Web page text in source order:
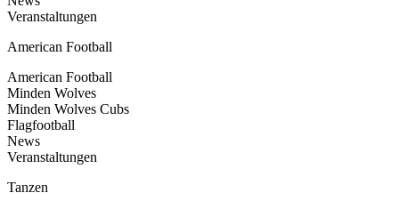
Veranstaltungen
American Football
American Football
Minden Wolves
Minden Wolves Cubs
Flagfootball
News
Veranstaltungen
Tanzen